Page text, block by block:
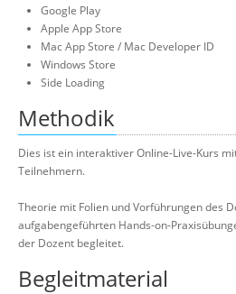
Google Play
Apple App Store
Mac App Store / Mac Developer ID
Windows Store
Side Loading
Methodik
Dies ist ein interaktiver Online-Live-Kurs
Teilnehmern.
Theorie mit Folien und Vorführungen des
aufgabengeführten Hands-on-
der Dozent begleitet.
Begleitmaterial